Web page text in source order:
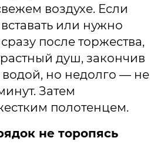
воздухе. Если
или нужно
после торжества,
душ, закончив
водой, но недолго — не
Затем
полотенцем.
не торопясь